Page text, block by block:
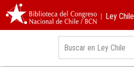
︱Ley Chile
TITULO I DEROGADO.-
TITULO II DE LA
TITULO III DE LAS
TITULO IV DE LA
BANCARIAS